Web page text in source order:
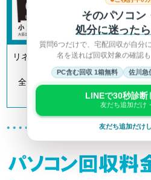
リネットジャパンは「小型家電リ
定事業者で
全国700以上の自治体とも連携し
す。
そのパソコン
処分に迷った
質問6つだけで、宅配回収が自分
名を送れば回収対象の確認
PC含む回収 1箱無料 佐川急
LINEで30秒診断
友だち追加だけ
友だち追加だけ